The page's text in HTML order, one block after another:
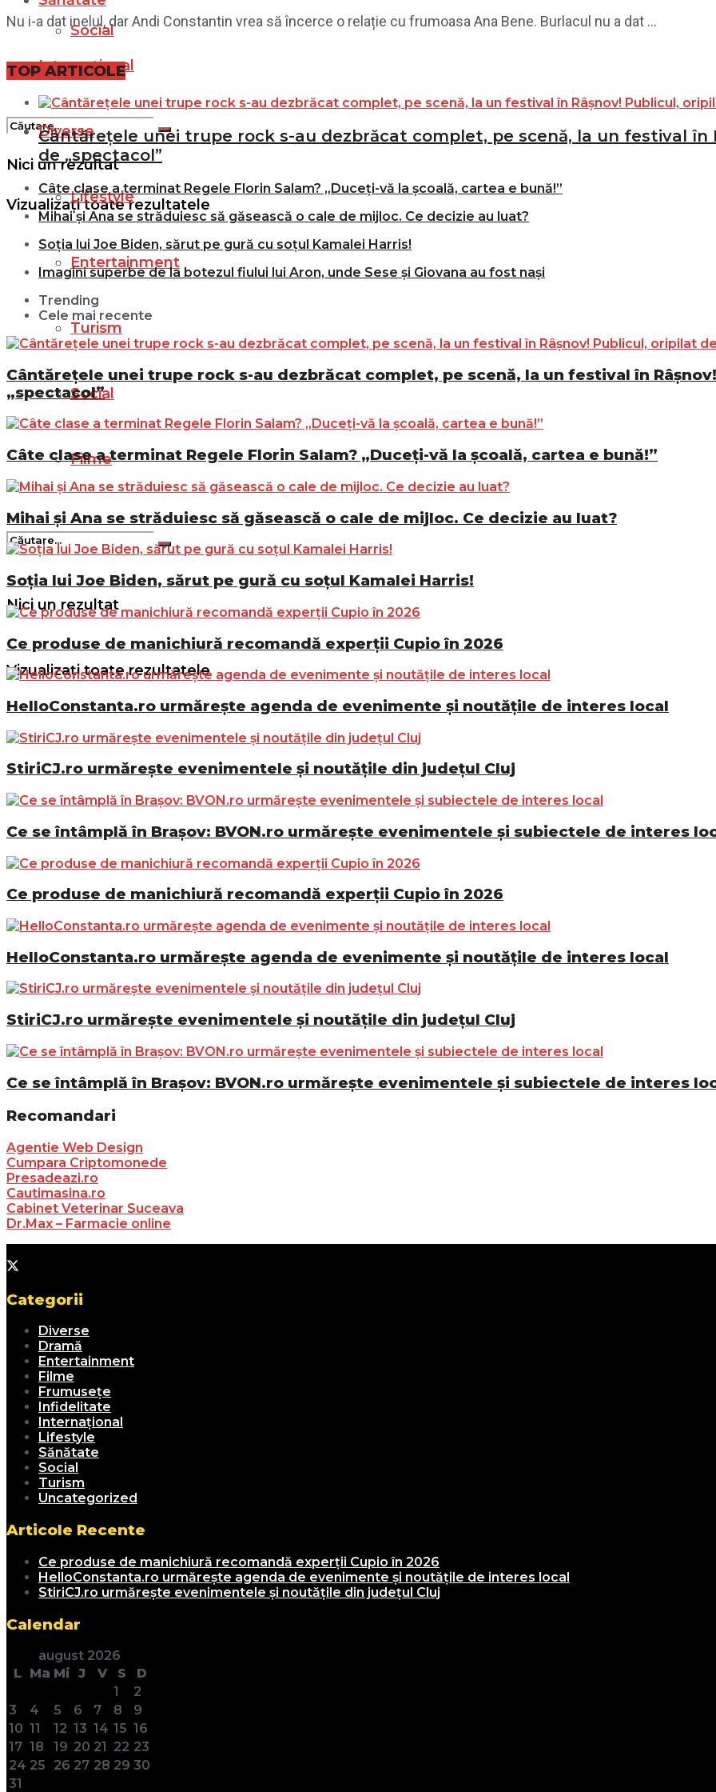
Social
Filme
Nici un rezultat
Vizualizați toate rezultatele
Internațional
Diverse
Lifestyle
Entertainment
Turism
Social
Filme
Nici un rezultat
Vizualizați toate rezultatele
Nu i-a dat inelul, dar Andi Constantin vrea să încerce o relație cu frumoasa Ana Bene. Burlacul nu a dat ...
TOP ARTICOLE
Cântărețele unei trupe rock s-au dezbrăcat complet, pe scenă, la un festival în
de „spectacol”
Câte clase a terminat Regele Florin Salam? „Duceți-vă la școală, cartea e bună!”
Mihai și Ana se străduiesc să găsească o cale de mijloc. Ce decizie au luat?
Soția lui Joe Biden, sărut pe gură cu soțul Kamalei Harris!
Imagini superbe de la botezul fiului lui Aron, unde Sese și Giovana au fost nași
Trending
Cele mai recente
Cântărețele unei trupe rock s-au dezbrăcat complet, pe scenă, la un festival în
„spectacol”
Câte clase a terminat Regele Florin Salam? „Duceți-vă la școală, cartea e bună!”
Mihai și Ana se străduiesc să găsească o cale de mijloc. Ce decizie au luat?
Soția lui Joe Biden, sărut pe gură cu soțul Kamalei Harris!
Ce produse de manichiură recomandă experții Cupio în 2026
HelloConstanta.ro urmărește agenda de evenimente și noutățile de interes local
StiriCJ.ro urmărește evenimentele și noutățile din județul Cluj
Ce se întâmplă în Brașov: BVON.ro urmărește evenimentele și subiectele de interes
Ce produse de manichiură recomandă experții Cupio în 2026
HelloConstanta.ro urmărește agenda de evenimente și noutățile de interes local
StiriCJ.ro urmărește evenimentele și noutățile din județul Cluj
Ce se întâmplă în Brașov: BVON.ro urmărește evenimentele și subiectele de interes
Recomandari
Agentie Web Design
Cumpara Criptomonede
Presadeazi.ro
Cautimasina.ro
Cabinet Veterinar Suceava
Dr.Max – Farmacie online
Categorii
Diverse
Dramă
Entertainment
Filme
Frumusețe
Infidelitate
Internațional
Lifestyle
Sănătate
Social
Turism
Uncategorized
Articole Recente
Ce produse de manichiură recomandă experții Cupio în 2026
HelloConstanta.ro urmărește agenda de evenimente și noutățile de interes local
StiriCJ.ro urmărește evenimentele și noutățile din județul Cluj
Calendar
august 2026
L Ma Mi J V S
D
1
2
3
4 5 6 7 8
9
10 11 12 13 14 15 16
17 18 19 20 21 22 23
24 25 26 27 28 29 30
31